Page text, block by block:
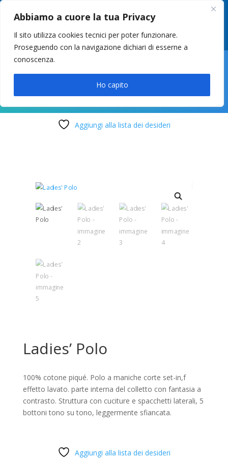
Abbiamo a cuore la tua Privacy
Il sito utilizza cookies tecnici per poter funzionare.
Proseguendo con la navigazione dichiari di esserne a
conoscenza.
Ho capito
049 8627946 –info@cstosetto.it
LUN-VEN 9-12 / 14:30-17
Aggiungi alla lista dei desideri
Ladies’ Polo
100% cotone piqué. Polo a maniche corte set-in,f
effetto lavato. parte interna del colletto con fantasia a
contrasto. Struttura con cuciture e spacchetti laterali, 5
bottoni tono su tono, leggermente sfiancata.
Aggiungi alla lista dei desideri